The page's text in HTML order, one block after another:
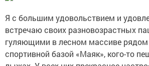
Я с большим удовольствием и
встречаю своих разновозрастных
гуляющими в лесном массиве рядом
спортивной базой «Маяк», кого-то